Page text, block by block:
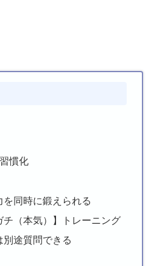
慣化
同時に鍛えられる
（本気）】トレーニング
途質問できる